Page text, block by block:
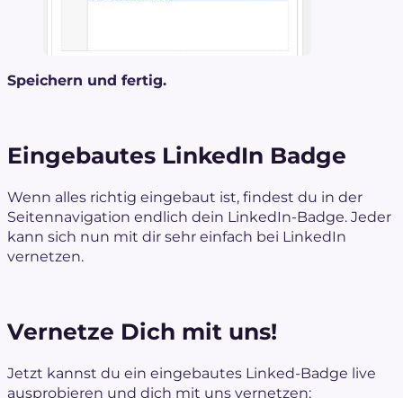
Speichern und fertig.
Eingebautes LinkedIn Badge
Wenn alles richtig eingebaut ist, findest du in der
Seitennavigation endlich dein LinkedIn-Badge. Jeder
kann sich nun mit dir sehr einfach bei LinkedIn
vernetzen.
Vernetze Dich mit uns!
Jetzt kannst du ein eingebautes Linked-Badge live
ausprobieren und dich mit uns vernetzen: